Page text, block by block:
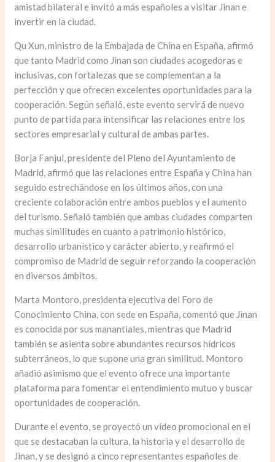
amistad bilateral e invitó a más españoles a visitar Jinan e
invertir en la ciudad.
Qu Xun, ministro de la Embajada de China en España, afirmó
que tanto Madrid como Jinan son ciudades acogedoras e
inclusivas, con fortalezas que se complementan a la
perfección y que ofrecen excelentes oportunidades para la
cooperación. Según señaló, este evento servirá de nuevo
punto de partida para intensificar las relaciones entre los
sectores empresarial y cultural de ambas partes.
Borja Fanjul, presidente del Pleno del Ayuntamiento de
Madrid, afirmó que las relaciones entre España y China han
seguido estrechándose en los últimos años, con una
creciente colaboración entre ambos pueblos y el aumento
del turismo. Señaló también que ambas ciudades comparten
muchas similitudes en cuanto a patrimonio histórico,
desarrollo urbanístico y carácter abierto, y reafirmó el
compromiso de Madrid de seguir reforzando la cooperación
en diversos ámbitos.
Marta Montoro, presidenta ejecutiva del Foro de
Conocimiento China, con sede en España, comentó que Jinan
es conocida por sus manantiales, mientras que Madrid
también se asienta sobre abundantes recursos hídricos
subterráneos, lo que supone una gran similitud. Montoro
añadió asimismo que el evento ofrece una importante
plataforma para fomentar el entendimiento mutuo y buscar
oportunidades de cooperación.
Durante el evento, se proyectó un vídeo promocional en el
que se destacaban la cultura, la historia y el desarrollo de
Jinan, y se designó a cinco representantes españoles de